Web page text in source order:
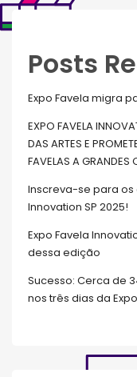
Posts
Expo Favela migra
EXPO FAVELA
DAS ARTES E
FAVELAS A GRANDES
Inscreva-se para os
Innovation SP 2025!
Expo Favela
dessa edição
Sucesso: Cerca de
nos três dias da